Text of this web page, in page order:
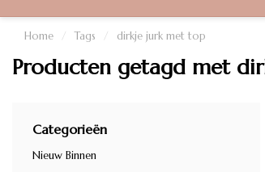
Home / Tags / dirkje jurk met top
Producten getagd met
Categorieën
Nieuw Binnen